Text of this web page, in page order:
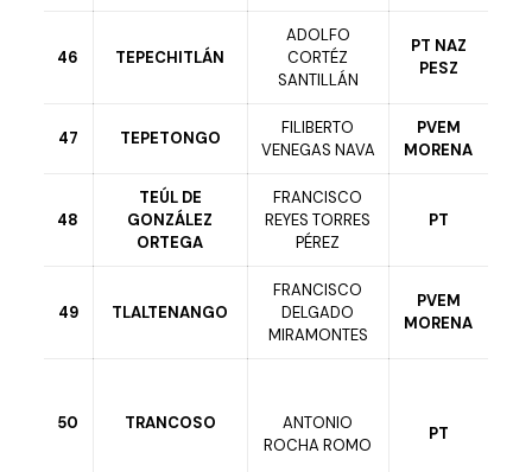
46 TEPECHITLÁN
ADOLFO
CORTÉZ
SANTILLÁN
PT NAZ
PESZ
47 TEPETONGO
FILIBERTO
VENEGAS NAVA
PVEM
MORENA
48
TEÚL DE
GONZÁLEZ
ORTEGA
FRANCISCO
REYES TORRES
PÉREZ
PT
49 TLALTENANGO
FRANCISCO
DELGADO
MIRAMONTES
PVEM
MORENA
50 TRANCOSO
ANTONIO
ROCHA ROMO
PT